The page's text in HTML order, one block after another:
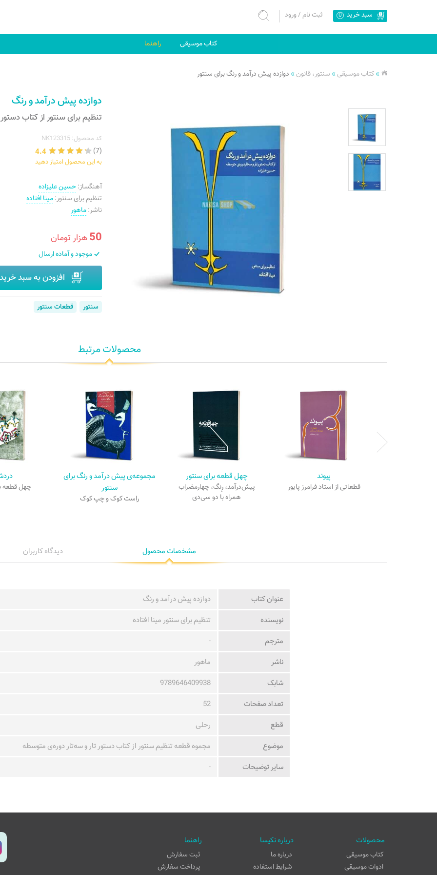
سبد خرید 0 ثبت نام/ورود
کتاب موسیقی راهنما
»کتاب موسیقی » سنتور، قانون » دوازده پیش درآمد و رنگ برای سنتور
دوازده پیش درآمد و رنگ
تنظیم برای سنتور از کتاب
کد محصول: NK123315
(7)
4.4
به این محصول امتیاز دهید
آهنگساز:حسین علیزاده
تنظیم برای سنتور:مینا افتاده
ناشر:ماهور
50هزار تومان
موجود و آماده ارسال
افزودن به سبد
سنتور قطعات سنتور
محصولات مرتبط
پیوند
قطعاتی از استاد فرامرز پایور
چهل قطعه برای سنتور
پیش‌درآمد، رِنگ، چهارمضراب
همراه با دو سی‌دی
مجموعه‌ی پیش درآمد و رنگ برای
سنتور
راست کوک و چپ کوک
چهل قطعه
مشخصات محصول دیدگاه کاربران
عنوان کتاب
دوازده پیش درآمد و رنگ
نویسنده
تنظیم برای سنتور مینا افتاده
مترجم
-
ناشر
ماهور
شابک
9789646409938
تعداد صفحات
52
قطع
رحلی
موضوع
مجموه قطعه تنظیم سنتور از کتاب دستور تار و سه‌تار دوره‌ی متوسطه
ساير توضيحات
-
محصولات
کتاب موسیقی
ادوات موسیقی
درباره نکیسا
درباره ما
شرایط استفاده
راهنما
ثبت سفارش
پرداخت سفارش